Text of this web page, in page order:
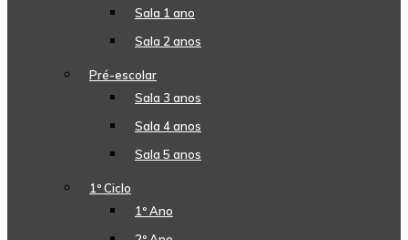
Sala 1 ano
Sala 2 anos
Pré-escolar
Sala 3 anos
Sala 4 anos
Sala 5 anos
1º Ciclo
1º Ano